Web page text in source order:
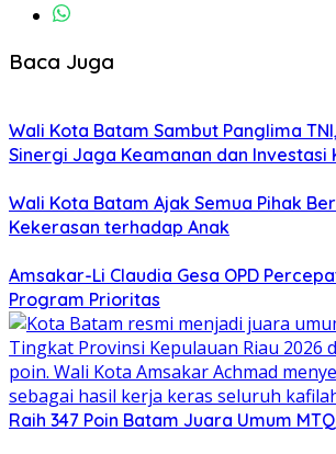
Baca Juga
Wali Kota Batam Sambut Panglima
Sinergi Jaga Keamanan dan Investasi
Wali Kota Batam Ajak Semua Pihak
Kekerasan terhadap Anak
Amsakar-Li Claudia Gesa OPD
Program Prioritas
Raih 347 Poin Batam Juara Umum